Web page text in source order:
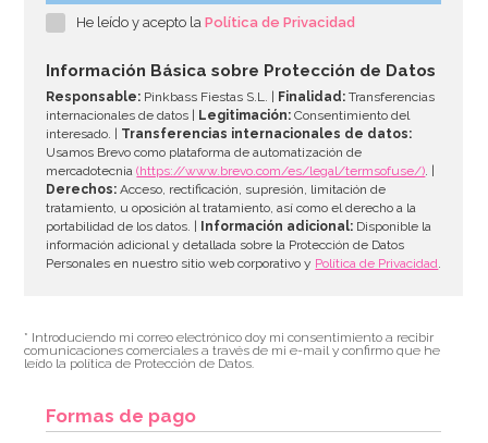
AÑADIR
He leído y acepto laPolítica de Privacidad
Información Básica sobre Protección de Datos
Responsable: Pinkbass Fiestas S.L. | Finalidad: Transferencias
internacionales de datos |
Legitimación: Consentimiento del
interesado. | Transferencias internacionales de datos:
Usamos Brevo como plataforma de automatización de
mercadotecnia(https://www.brevo.com/es/legal/termsofuse/). |
Derechos: Acceso, rectificación, supresión, limitación de
tratamiento, u oposición al tratamiento, así como el derecho a la
portabilidad de los datos. |
Información adicional: Disponible la
información adicional y detallada sobre la Protección de Datos
Personales en nuestro sitio web corporativo y Política de Privacidad.
* Introduciendo mi correo electrónico doy mi consentimiento a recibir
comunicaciones comerciales a través de mi e-mail y confirmo que he
leído la política de Protección de Datos.
Formas de pago